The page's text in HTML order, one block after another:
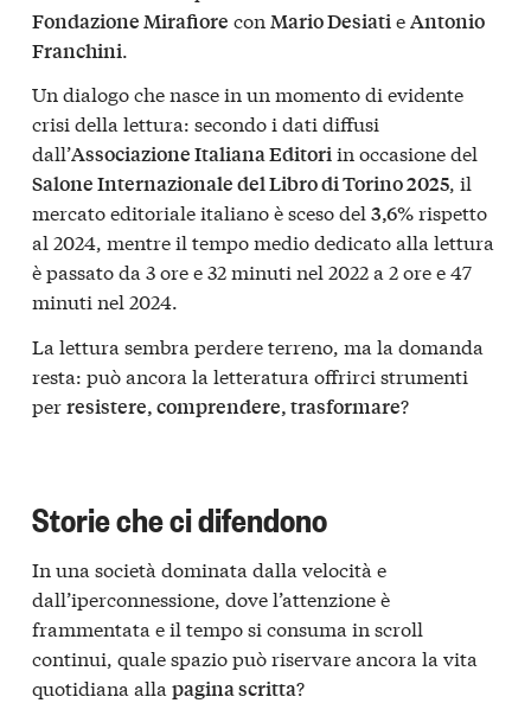
Fondazione Mirafiore con Mario DesiatieAntonio
Franchini.
Un dialogo che nasce in un momento di evidente
crisi della lettura: secondo i dati diffusi
dall’Associazione Italiana Editoriin occasione del
Salone Internazionale del Libro di Torino 2025, il
mercato editoriale italiano è sceso del 3,6%rispetto
al 2024, mentre il tempo medio dedicato alla lettura
è passato da 3 ore e 32 minuti nel 2022 a 2 ore e 47
minuti nel 2024.
La lettura sembra perdere terreno, ma la domanda
resta: può ancora la letteratura offrirci strumenti
perresistere, comprendere, trasformare?
Storie che ci difendono
In una società dominata dalla velocità e
dall’iperconnessione, dove l’attenzione è
frammentata e il tempo si consuma in scroll
continui, quale spazio può riservare ancora la vita
quotidiana alla pagina scritta?